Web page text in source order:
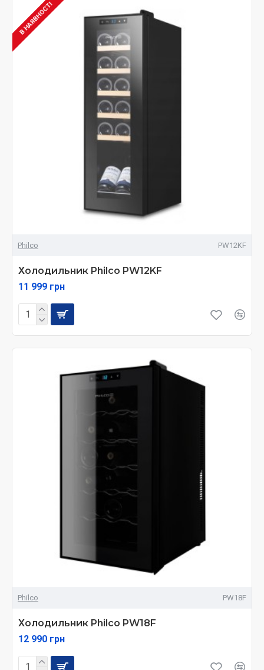
В НАЯВНОСТІ
Philco PW12KF
Холодильник Philco PW12KF
11 999 грн
Philco PW18F
Холодильник Philco PW18F
12 990 грн